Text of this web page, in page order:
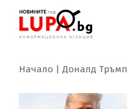
Начало Доналд Тръмп